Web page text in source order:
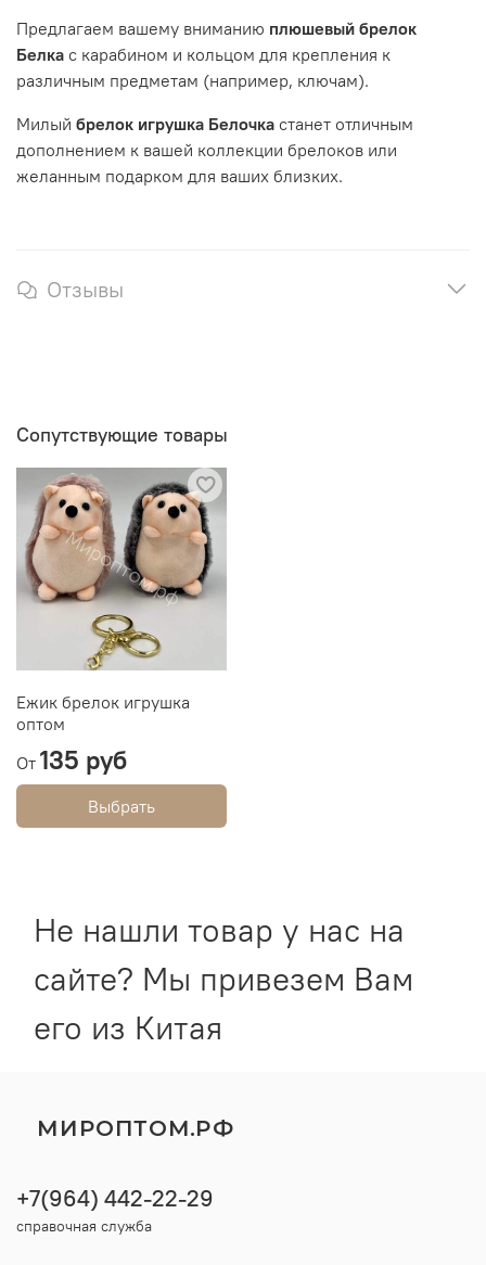
Предлагаем вашему вниманию плюшевый брелок
Белка с карабином и кольцом для крепления к
различным предметам (например, ключам).
Милый брелок игрушка Белочка станет отличным
дополнением к вашей коллекции брелоков или
желанным подарком для ваших близких.
Отзывы
Сопутствующие товары
Ежик брелок игрушка
оптом
От 135 руб
Выбрать
Не нашли товар у нас на
сайте? Мы привезем Вам
его из Китая
МИРОПТОМ.РФ
+7(964) 442-22-29
справочная служба